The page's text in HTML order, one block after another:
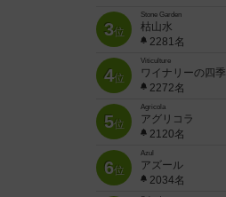
3位
Stone Garden
枯山水
2281名
4位
Viticulture
ワイナリーの四季
2272名
5位
Agricola
アグリコラ
2120名
6位
Azul
アズール
2034名